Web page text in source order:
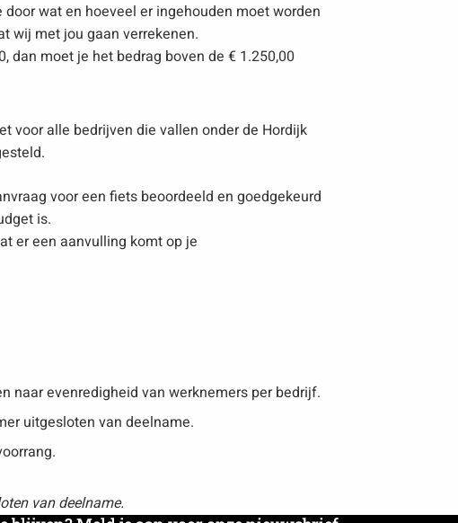
wat en hoeveel er ingehouden moet worden
wij met jou gaan verrekenen.
dan moet je het bedrag boven de € 1.250,00
voor alle bedrijven die vallen onder de Hordijk
voor een fiets beoordeeld en goedgekeurd
is.
er een aanvulling komt op je
naar evenredigheid van werknemers per bedrijf.
uitgesloten van deelname.
van deelname.